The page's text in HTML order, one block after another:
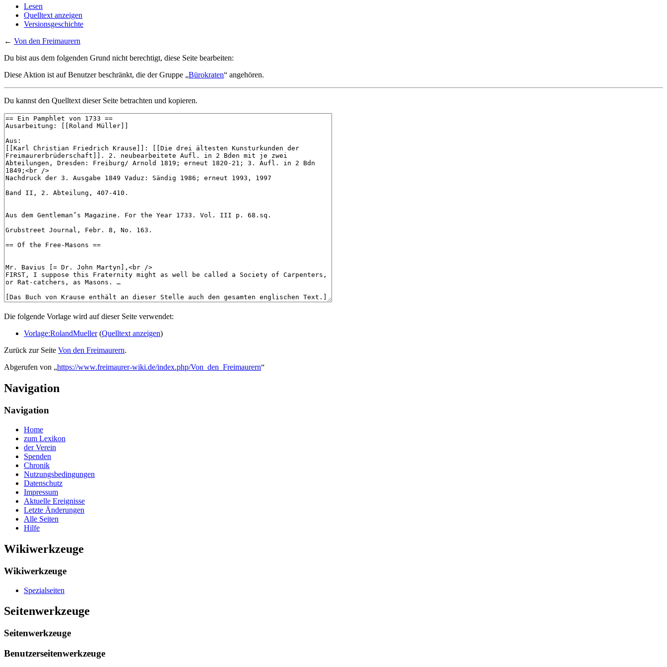
Lesen
Quelltext anzeigen
Versionsgeschichte
← Von den Freimaurern
Du bist aus dem folgenden Grund nicht berechtigt, diese Seite bearbeiten:
Diese Aktion ist auf Benutzer beschränkt, die der Gruppe „Bürokraten“ angehören.
Du kannst den Quelltext dieser Seite betrachten und kopieren.
Die folgende Vorlage wird auf dieser Seite verwendet:
Vorlage:RolandMueller(Quelltext anzeigen)
Zurück zur Seite Von den Freimaurern.
Abgerufen von „https://www.freimaurer-wiki.de/index.php/Von_den_Freimaurern“
Navigation
Navigation
Home
zum Lexikon
der Verein
Spenden
Chronik
Nutzungsbedingungen
Datenschutz
Impressum
Aktuelle Ereignisse
Letzte Änderungen
Alle Seiten
Hilfe
Wikiwerkzeuge
Wikiwerkzeuge
Spezialseiten
Seitenwerkzeuge
Seitenwerkzeuge
Benutzerseitenwerkzeuge